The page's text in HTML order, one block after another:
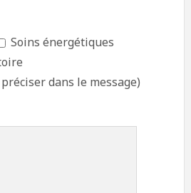
Soins énergétiques
dans le message)